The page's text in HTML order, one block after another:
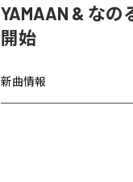
YAMAAN & なの
開始
新曲情報